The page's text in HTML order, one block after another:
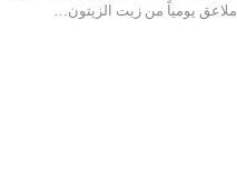
ملاعق يومياً من زيت الزيتون…